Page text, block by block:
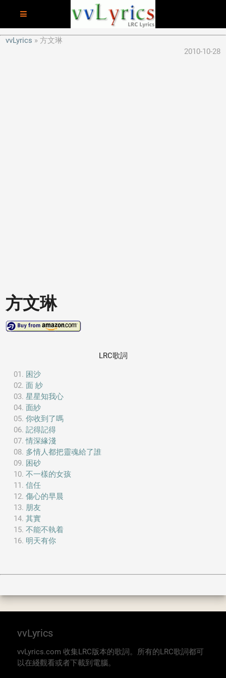
vvLyrics
方文琳
2010-10-28
方文琳
LRC歌詞
困沙
面 紗
星星知我心
面紗
你收到了嗎
記得記得
情深緣淺
多情人都把靈魂給了誰
困砂
不一樣的女孩
信任
傷心的早晨
朋友
其實
不能不執着
明天有你
vvLyrics
vvLyrics.com 收集LRC版本的歌詞。所有的LRC歌詞都可
以在綫觀看或者下載到電腦。